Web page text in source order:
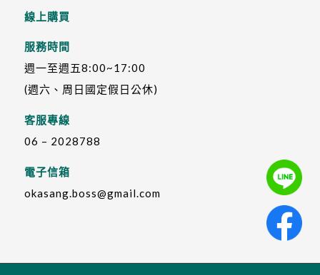
線上購買
服務時間
週一至週五8:00~17:00
(週六、周日國定假日公休)
客服專線
06 – 2028788
電子信箱
okasang.boss@gmail.com